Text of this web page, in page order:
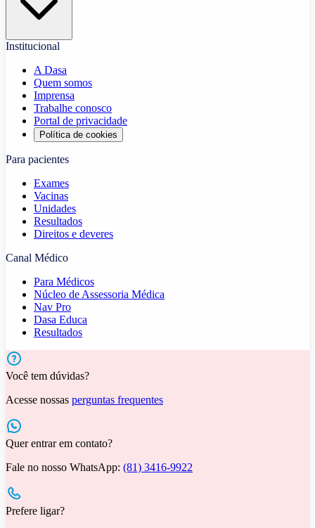
Institucional
A Dasa
Quem somos
Imprensa
Trabalhe conosco
Portal de privacidade
Política de cookies
Para pacientes
Exames
Vacinas
Unidades
Resultados
Direitos e deveres
Canal Médico
Para Médicos
Núcleo de Assessoria Médica
Nav Pro
Dasa Educa
Resultados
Você tem dúvidas?
Acesse nossas perguntas frequentes
Quer entrar em contato?
Fale no nosso WhatsApp: (81) 3416-9922
Prefere ligar?